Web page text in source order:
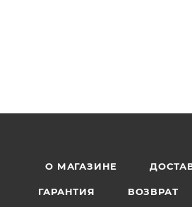
О МАГАЗИНЕ
ГАРАНТИЯ ВОЗВРАТ